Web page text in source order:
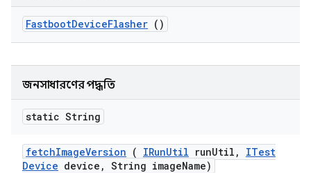
FastbootDeviceFlasher ()
জনসাধারণের পদ্ধতি
static String
fetchImageVersion ( IRunUtil runUtil ,
ITest
Device device , String imageName)